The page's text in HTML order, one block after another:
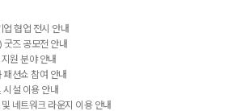
협업 전시 안내
굿즈 공모전 안내
원 분야 안내
션쇼 참여 안내
시설 이용 안내
네트워크 라운지 이용 안내